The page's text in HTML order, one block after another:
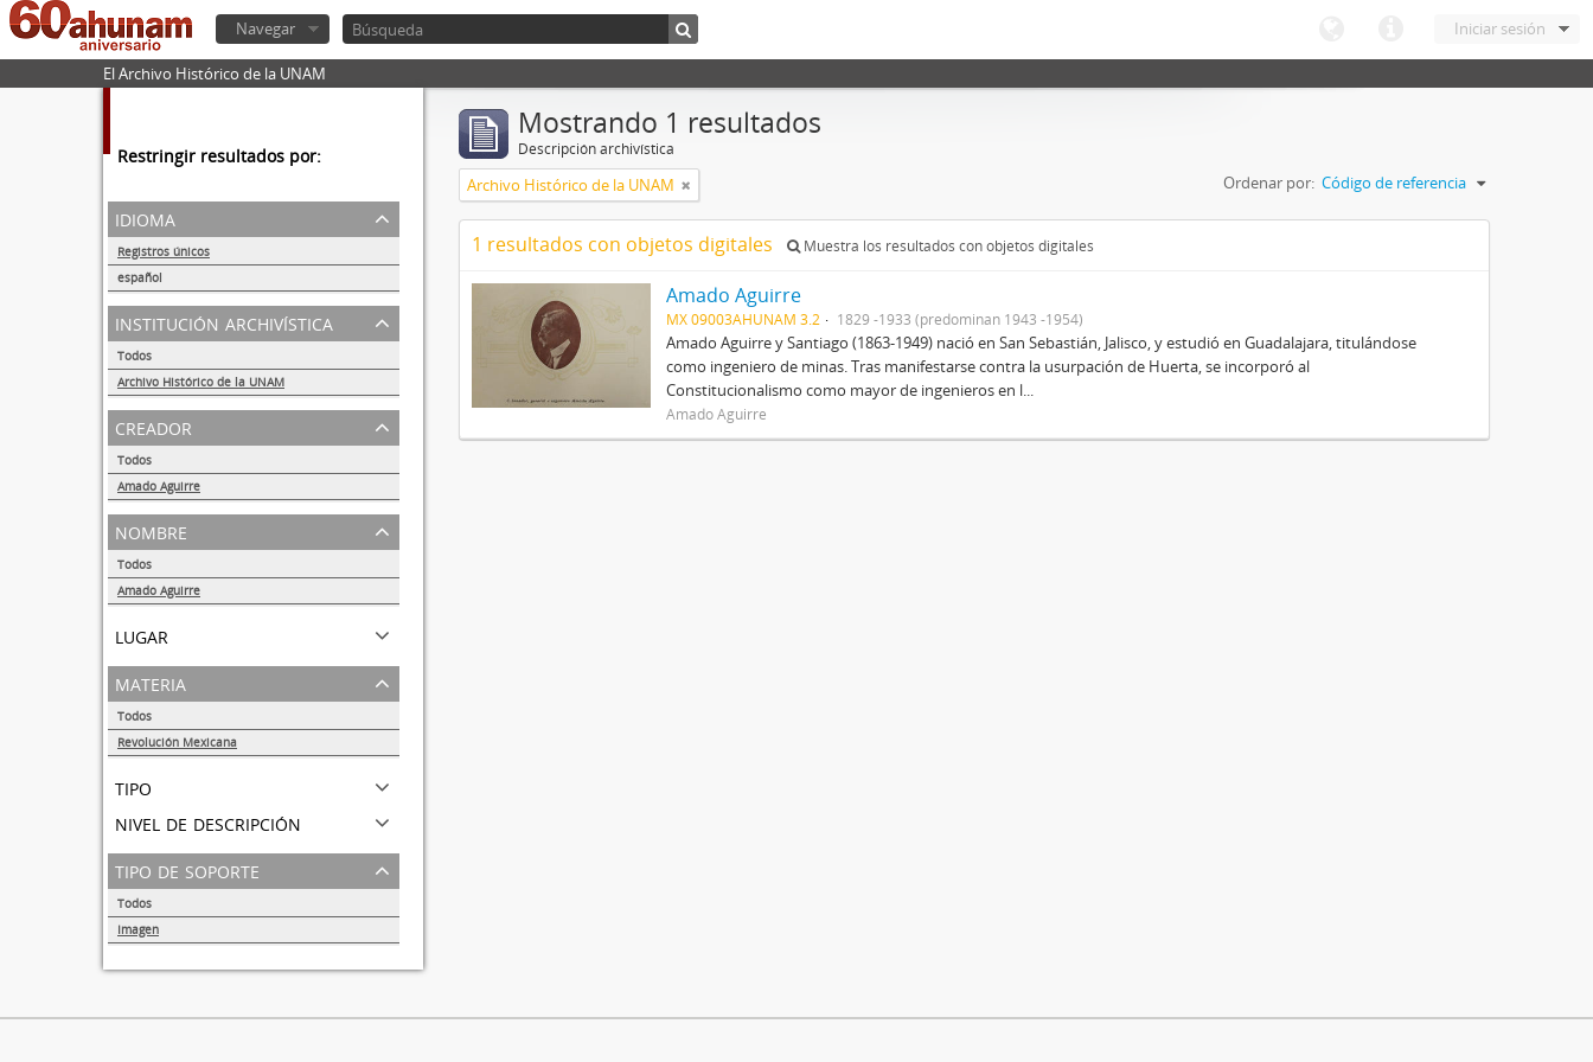
Iniciar sesión
Navegar
El Archivo Histórico de la UNAM
Restringir resultados por:
idioma
Registros únicos
español
1
institución archivística
Todos
Archivo Histórico de la UNAM
1
creador
Todos
Amado Aguirre
1
nombre
Todos
Amado Aguirre
lugar
materia
Todos
Revolución Mexicana
tipo
nivel de descripción
tipo de soporte
Todos
Imagen
Mostrando 1 resultados
Descripción archivística
Archivo Histórico de la UNAM Ordenar por: Código de referencia
1 resultados con objetos digitales Muestra los resultados con objetos digitales
Amado Aguirre
MX 09003AHUNAM 3.2 1829 -1933 (predominan 1943 -1954)
Amado Aguirre y Santiago (1863-1949) nació en San Sebastián, Jalisco, y estudió en Guadalajara, titulándose
como ingeniero de minas. Tras manifestarse contra la usurpación de Huerta, se incorporó al
Constitucionalismo como mayor de ingenieros en l...
Amado Aguirre